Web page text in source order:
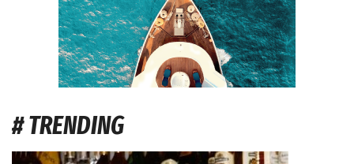
# TRENDING